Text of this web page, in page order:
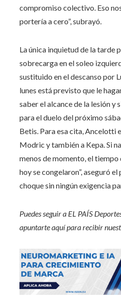
compromiso colectivo. Eso
portería a cero”, subrayó.
La única inquietud de la tarde
sobrecarga en el soleo
sustituido en el descanso por
lunes está previsto que le
saber el alcance de la lesión y
para el duelo del próximo
Betis. Para esa cita, Ancelotti
Modric y también a Kepa. Si
menos de momento, el tiempo
hoy se congelaron”, aseguró
choque sin ningún exigencia
Puedes seguir a EL PAÍS
apuntarte aquí para recibir